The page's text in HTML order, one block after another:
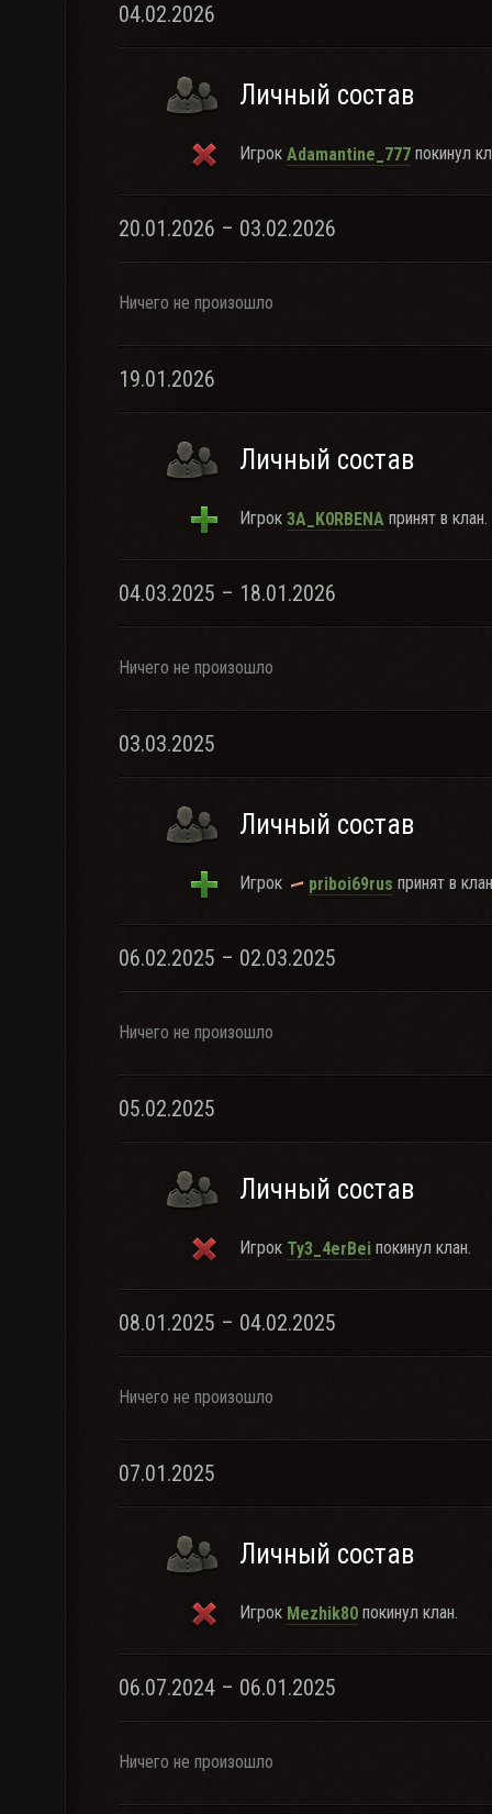
04.02.2026
Личный состав
Игрок Adamantine_777 покинул
20.01.2026 – 03.02.2026
Ничего не произошло
19.01.2026
Личный состав
Игрок 3A_K0RBENA принят в клан.
04.03.2025 – 18.01.2026
Ничего не произошло
03.03.2025
Личный состав
Игрок priboi69rus принят в
06.02.2025 – 02.03.2025
Ничего не произошло
05.02.2025
Личный состав
Игрок Ty3_4erBei покинул клан.
08.01.2025 – 04.02.2025
Ничего не произошло
07.01.2025
Личный состав
Игрок Mezhik80 покинул клан.
06.07.2024 – 06.01.2025
Ничего не произошло